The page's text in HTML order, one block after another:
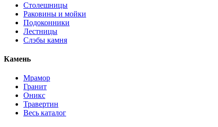
Столешницы
Раковины и мойки
Подоконники
Лестницы
Слэбы камня
Камень
Мрамор
Гранит
Оникс
Травертин
Весь каталог